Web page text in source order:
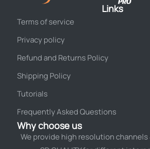
Links
Terms of service
Privacy policy
Refund and Returns Policy
Shipping Policy
Tutorials
Frequently Asked Questions
Why choose us
We provide high resolution channels